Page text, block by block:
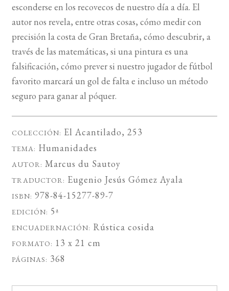
esconderse en los recovecos de nuestro día a día. El
autor nos revela, entre otras cosas, cómo medir con
precisión la costa de Gran Bretaña, cómo descubrir, a
través de las matemáticas, si una pintura es una
falsificación, cómo prever si nuestro jugador de fútbol
favorito marcará un gol de falta e incluso un método
seguro para ganar al póquer.
COLECCIÓN: El Acantilado, 253
TEMA: Humanidades
AUTOR: Marcus du Sautoy
TRADUCTOR: Eugenio Jesús Gómez Ayala
ISBN: 978-84-15277-89-7
EDICIÓN: 5ª
ENCUADERNACIÓN: Rústica cosida
FORMATO: 13 x 21 cm
PÁGINAS: 368